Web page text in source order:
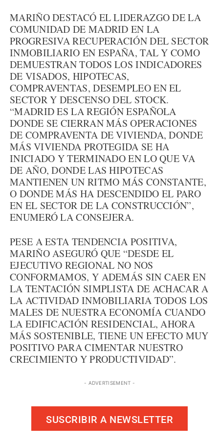
MARIÑO DESTACÓ EL LIDERAZGO DE LA
COMUNIDAD DE MADRID EN LA
PROGRESIVA RECUPERACIÓN DEL SECTOR
INMOBILIARIO EN ESPAÑA, TAL Y COMO
DEMUESTRAN TODOS LOS INDICADORES
DE VISADOS, HIPOTECAS,
COMPRAVENTAS, DESEMPLEO EN EL
SECTOR Y DESCENSO DEL STOCK.
“MADRID ES LA REGIÓN ESPAÑOLA
DONDE SE CIERRAN MÁS OPERACIONES
DE COMPRAVENTA DE VIVIENDA, DONDE
MÁS VIVIENDA PROTEGIDA SE HA
INICIADO Y TERMINADO EN LO QUE VA
DE AÑO, DONDE LAS HIPOTECAS
MANTIENEN UN RITMO MÁS CONSTANTE,
O DONDE MÁS HA DESCENDIDO EL PARO
EN EL SECTOR DE LA CONSTRUCCIÓN”,
ENUMERÓ LA CONSEJERA.
PESE A ESTA TENDENCIA POSITIVA,
MARIÑO ASEGURÓ QUE “DESDE EL
EJECUTIVO REGIONAL NO NOS
CONFORMAMOS, Y ADEMÁS SIN CAER EN
LA TENTACIÓN SIMPLISTA DE ACHACAR A
LA ACTIVIDAD INMOBILIARIA TODOS LOS
MALES DE NUESTRA ECONOMÍA CUANDO
LA EDIFICACIÓN RESIDENCIAL, AHORA
MÁS SOSTENIBLE, TIENE UN EFECTO MUY
POSITIVO PARA CIMENTAR NUESTRO
CRECIMIENTO Y PRODUCTIVIDAD”.
- ADVERTISEMENT -
SUSCRIBIR A NEWSLETTER